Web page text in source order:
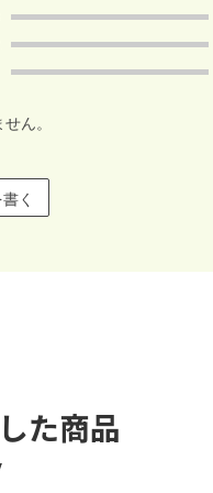
ん。
く
た商品